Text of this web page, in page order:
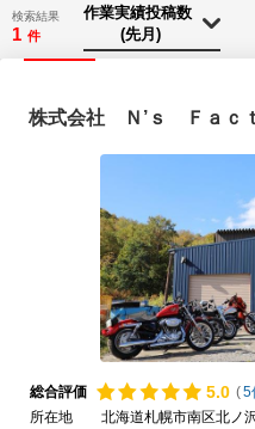
検索結果
1 件
株式会社 Ｎ’ｓ Ｆａｃ
総合評価 5.0 (5
所在地
北海道札幌市南区北ノ